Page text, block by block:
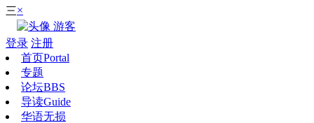
三×
游客
登录 注册
首页Portal
专题
论坛BBS
导读Guide
华语无损